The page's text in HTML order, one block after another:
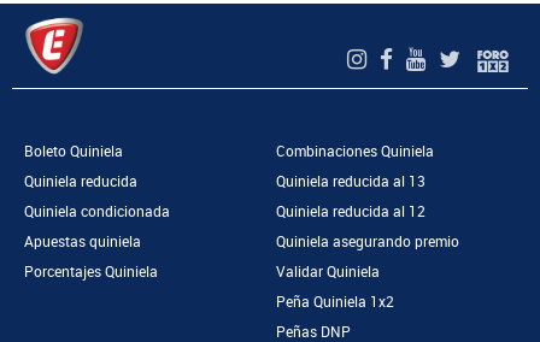
Boleto Quiniela
Quiniela reducida
Quiniela condicionada
Apuestas quiniela
Porcentajes Quiniela
Combinaciones Quiniela
Quiniela reducida al 13
Quiniela reducida al 12
Quiniela asegurando premio
Validar Quiniela
Peña Quiniela 1x2
Peñas DNP